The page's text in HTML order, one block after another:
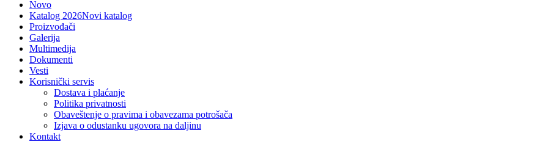
Novo
Katalog 2026Novi katalog
Proizvođači
Galerija
Multimedija
Dokumenti
Vesti
Korisnički servis
Dostava i plaćanje
Politika privatnosti
Obaveštenje o pravima i obavezama potrošača
Izjava o odustanku ugovora na daljinu
Kontakt